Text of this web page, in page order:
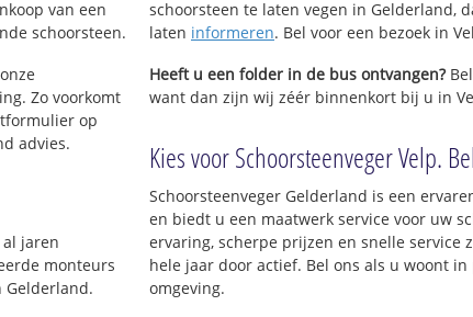
van een
schoorsteen.
Zo voorkomt
op
advies.
jaren
monteurs
Gelderland.
schoorsteen te laten vegen in Gelderland,
laten informeren. Bel voor een bezoek in
Heeft u een folder in de bus ontvangen?
want dan zijn wij zéér binnenkort bij u in
Kies voor Schoorsteenveger Velp.
Schoorsteenveger Gelderland is een
en biedt u een maatwerk service voor uw
ervaring, scherpe prijzen en snelle service
hele jaar door actief. Bel ons als u woont in
omgeving.